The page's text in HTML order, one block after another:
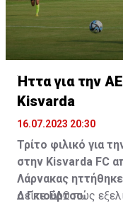
Ήττα για την
Kisvarda
16.07.2023 20:30
Τρίτο φιλικό για
στην Kisvarda FC
Λάρνακας
ο Γκιούρτσο.
ΔείτεΕΔΩπώς